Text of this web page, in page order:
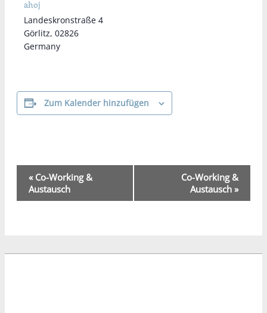
ahoj
Landeskronstraße 4
Görlitz, 02826
Germany
Zum Kalender hinzufügen
Veranstaltung-
Navigation
«Co-Working &
Austausch
Co-Working &
Austausch »